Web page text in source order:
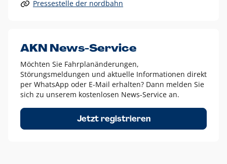
Alle anderen Logo-Varianten dürfen nur in Ausnahmefällen
Diese Ausnahmen sind zum Beispiel:
dem AKN Blau,
weißes Logo auf Fotohintergründen,
schwarzes Logo für reine Schwarz-Weiß-Umsetzungen
Um das Logo herum muss ein Schutzraum von jeweils einer
Höhe bzw. Breite des N aus AKN in alle Richtungen
Pressestelle der nordbahn
AKN News-Service
Möchten Sie Fahrplanänderungen,
Störungsmeldungen und aktuelle Informationen direkt
per WhatsApp oder E-Mail erhalten? Dann melden Sie
sich zu unserem kostenlosen News-Service an.
Jetzt registrieren